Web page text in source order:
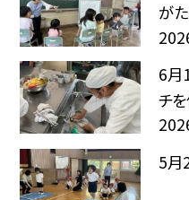
が
6月
チ
5月